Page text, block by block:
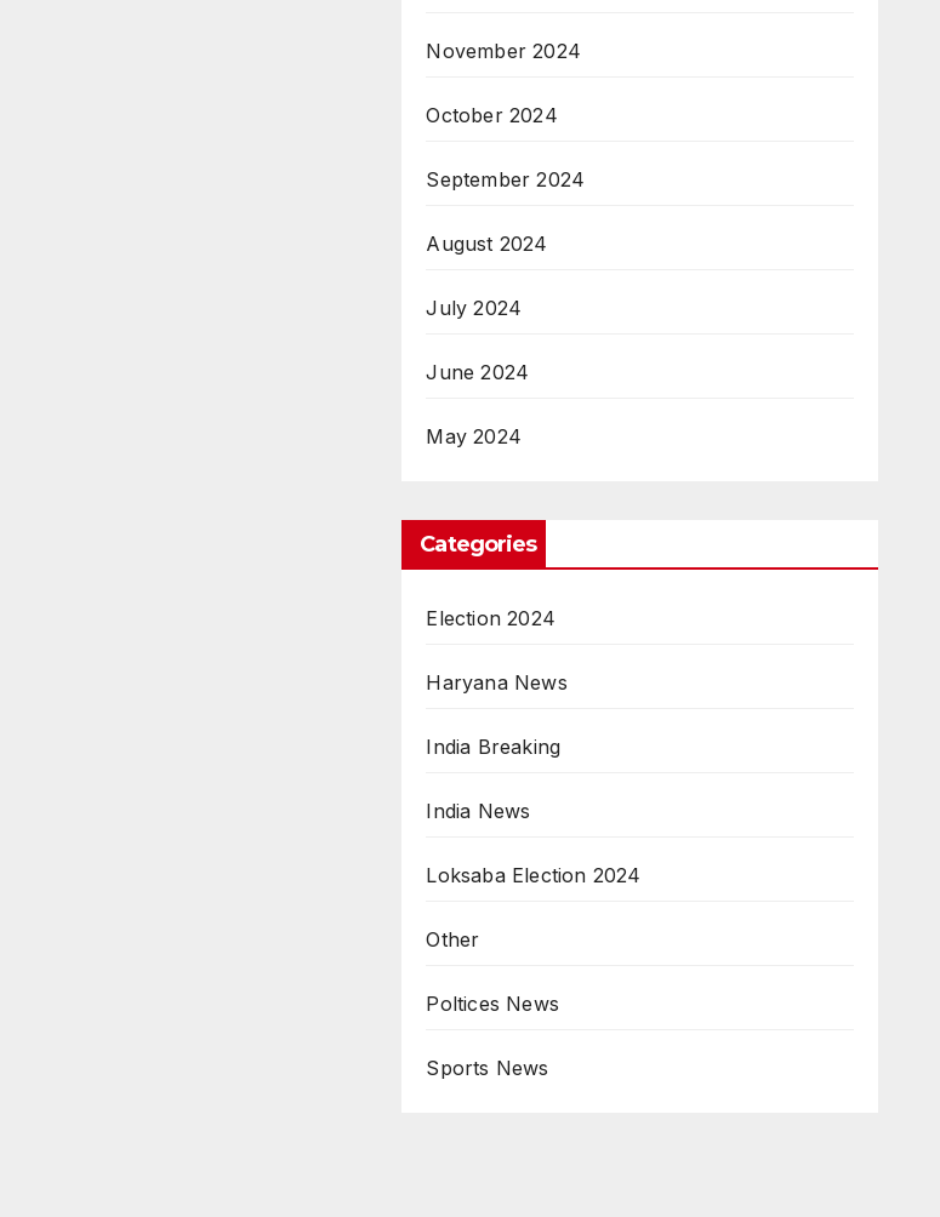
November 2024
October 2024
September 2024
August 2024
July 2024
June 2024
May 2024
Categories
Election 2024
Haryana News
India Breaking
India News
Loksaba Election 2024
Other
Poltices News
Sports News